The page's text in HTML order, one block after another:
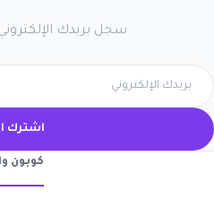
سجل بريدك
اشترك
كوبون